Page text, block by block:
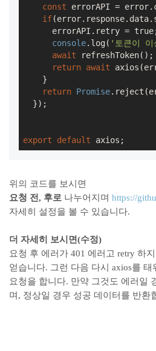
const errorAPI =
if
      errorAPI.retry =
true
console.log( '토큰이 이
await refreshToken();
return await
    }
return Promise
  });
export default
위의 코드를 보시면
요청 전, 후로 나누어지며 https://
자세히 설정을 볼 수 있습니다.
더 자세히 보시면(수정)
요청 후 에러가 401 에러고 retry 하
얻습니다. 그런 다음 다시 axios를
요청을 합니다. 만약 그것도 에러일
며, 정상일 경우 성공 데이터를 반환